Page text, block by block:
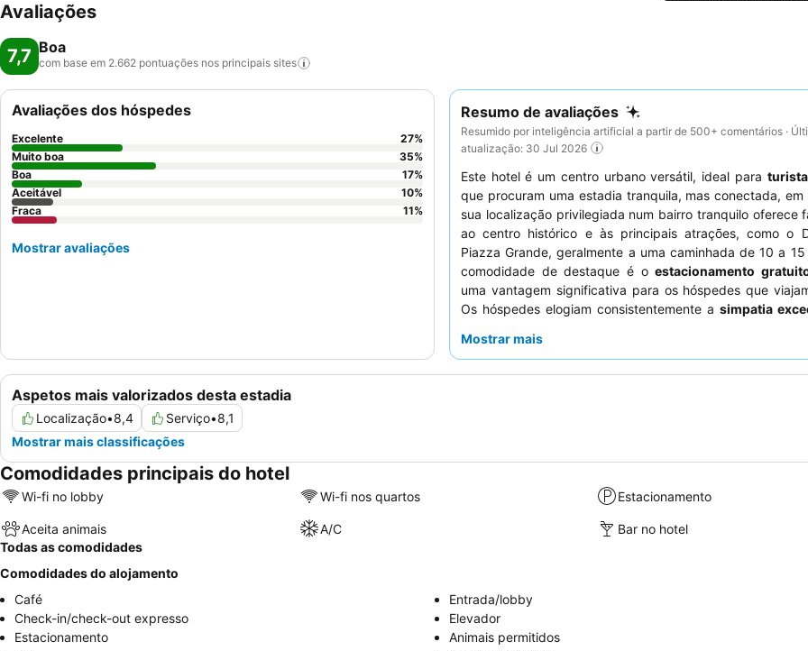
Avaliações
7,7 Boa
com base em 2.662 pontuações nos principais sites
Resumo de avaliações
Resumido por inteligência artificial a partir de 500+ comentários ·
atualização: 30 Jul 2026
Este hotel é um centro urbano versátil, ideal para
que procuram uma estadia tranquila, mas conectada, em
sua localização privilegiada num bairro tranquilo oferece
ao centro histórico e às principais atrações, como o
Piazza Grande, geralmente a uma caminhada de 10 a
comodidade de destaque é oestacionamento
uma vantagem significativa para os hóspedes que
Os hóspedes elogiam consistentemente a simpatia
apresenta uma seleção variada de pastelaria, fruta fresca
Mostrar mais
Aspetos mais valorizados desta estadia
Localização•8,4 Serviço•8,1
Mostrar mais classificações
Avaliações dos hóspedes
Excelente 27%
Muito boa
35%
Boa
17%
Aceitável
10%
Fraca
11%
Mostrar avaliações
Comodidades principais do hotel
Wi-fi no lobby Wi-fi nos quartos Estacionamento
Aceita animais A/C
Bar no hotel
Todas as comodidades
Comodidades do alojamento
Café
Entrada/lobby
Check-in/check-out expresso
Elevador
Estacionamento
Animais permitidos